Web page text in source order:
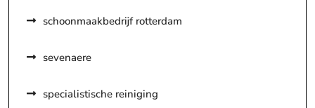
schoonmaakbedrijf rotterdam
sevenaere
specialistische reiniging